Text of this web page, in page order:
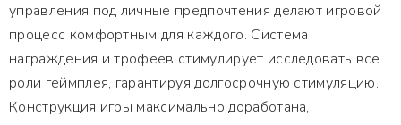
управления под личные предпочтения делают игровой
процесс комфортным для каждого. Система
награждения и трофеев стимулирует исследовать все
роли геймплея, гарантируя долгосрочную стимуляцию.
Конструкция игры максимально доработана,